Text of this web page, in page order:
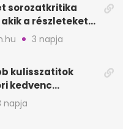
sorozatkritika
a részleteket
3 napja
kulisszatitok
kedvenc
a Joy szerint
napja